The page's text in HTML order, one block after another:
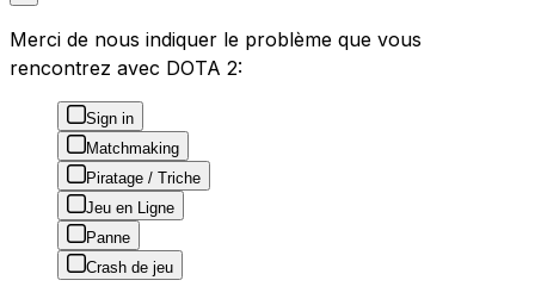
Merci de nous indiquer le problème que vous
rencontrez avec DOTA 2:
Sign in
Matchmaking
Piratage / Triche
Jeu en Ligne
Panne
Crash de jeu